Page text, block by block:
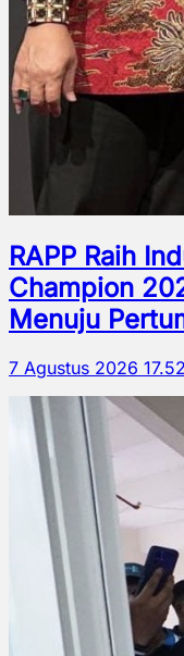
RAPP Raih
Champion
Menuju
7 Agustus 2026 17.52